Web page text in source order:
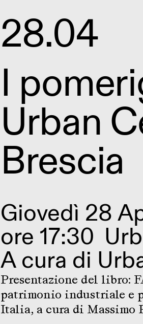
28.04
I
Urban
Brescia
Giovedì 28
ore 17:30
A cura di
Presentazione del libro:
patrimonio industriale e
Italia, a cura di Massimo